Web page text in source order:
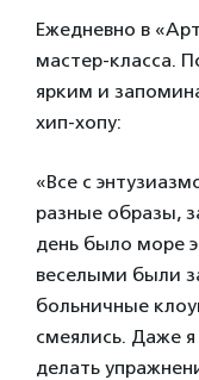
Ежедневно в
мастер-класса.
ярким и
хип-хопу:
«Все с
разные образы,
день было море
веселыми были
больничные
смеялись. Даже
делать